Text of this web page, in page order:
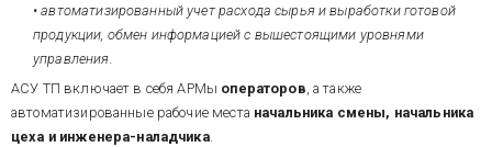
• автоматизированный учет расхода сырья и выработки готовой
продукции, обмен информацией с вышестоящими уровнями
управления.
АСУ ТП включает в себя АРМы операторов, а также
автоматизированные рабочие места начальника смены, начальника
цеха и инженера-наладчика.